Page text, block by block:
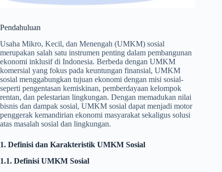
Pendahuluan
Usaha Mikro, Kecil, dan Menengah (UMKM) sosial
merupakan salah satu instrumen penting dalam pembangunan
ekonomi inklusif di Indonesia. Berbeda dengan UMKM
komersial yang fokus pada keuntungan finansial, UMKM
sosial menggabungkan tujuan ekonomi dengan misi sosial-
seperti pengentasan kemiskinan, pemberdayaan kelompok
rentan, dan pelestarian lingkungan. Dengan memadukan nilai
bisnis dan dampak sosial, UMKM sosial dapat menjadi motor
penggerak kemandirian ekonomi masyarakat sekaligus solusi
atas masalah sosial dan lingkungan.
1. Definisi dan Karakteristik UMKM Sosial
1.1. Definisi UMKM Sosial